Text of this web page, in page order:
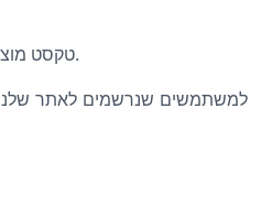
טקסטאם תעזוב הערה, ההערה והמטא נתונים שלה נשמרים באופן בלתי מוגבל. זה כדי שנוכל לזהות ולאשר אוטומטית כל תגובה המשך במקום להחזיק אותן בתור לבדיקה.
למשתמשים שנרשמים לאתר